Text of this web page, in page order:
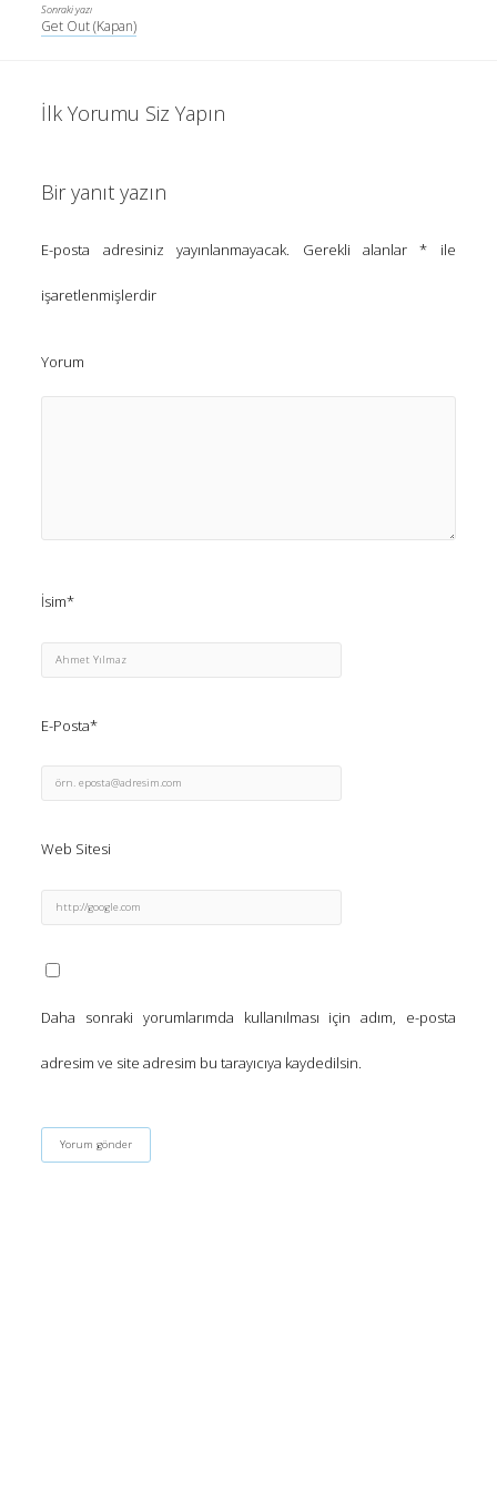
Kategoriler
Bilişim(4)
Düşünce Yazıları(19)
Sonraki yazı
Get Out (Kapan)
İlk Yorumu Siz Yapın
Bir yanıt yazın
E-posta adresiniz yayınlanmayacak. Gerekli alanlar* ile
işaretlenmişlerdir
Yorum
İsim*
E-Posta*
Web Sitesi
Daha sonraki yorumlarımda kullanılması için adım, e-posta
adresim ve site adresim bu tarayıcıya kaydedilsin.